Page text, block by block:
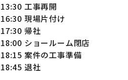
13:30 工事再開
16:30 現場片付け
17:30 帰社
18:00 ショールーム閉店
18:15 案件の工事準備
18:45 退社